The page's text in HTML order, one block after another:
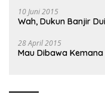
10 Juni 2015
Wah, Dukun Banjir
28 April 2015
Mau Dibawa